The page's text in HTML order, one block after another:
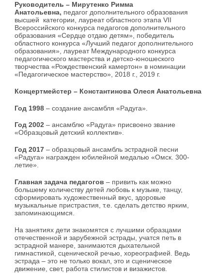
Руководитель – Мирутенко Римма
Анатольевна, педагог дополнительного образования
высшей категории, лауреат областного этапа VII
Всероссийского конкурса педагогов дополнительного
образования «Сердце отдаю детям», победитель
областного конкурса «Лучший педагог дополнительного
образования», лауреат Международного конкурса
педагогического мастерства и детско-юношеского
творчества «Рождественский камертон» в номинации
«Педагогическое мастерство», 2018 г., 2019 г.
Концертмейстер – Константинова Олеся Анатольевна
Год 1998 – создание ансамбля «Радуга».
Год 2002 – ансамблю «Радуга» присвоено звание
«Образцовый детский коллектив».
Год 2017 – образцовый ансамбль эстрадной песни
«Радуга» награжден юбилейной медалью «Омск. 300-
летие».
Главная задача педагогов – привить как можно
большему количеству детей любовь к музыке, танцу,
сформировать художественный вкус, здоровые
музыкальные пристрастия, т.е. сделать детство ярким,
запоминающимся.
На занятиях дети знакомятся с лучшими образцами
отечественной и зарубежной эстрады, учатся петь в
эстрадной манере, занимаются дыхательной
гимнастикой, сценической речью, хореографией. Ведь
эстрада – это не только вокал, это и сценическое
движение, свет, работа стилистов и визажистов.